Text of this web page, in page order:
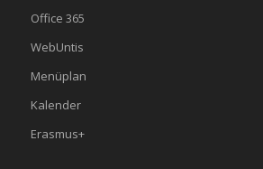
Office 365
WebUntis
Menüplan
Kalender
Erasmus+